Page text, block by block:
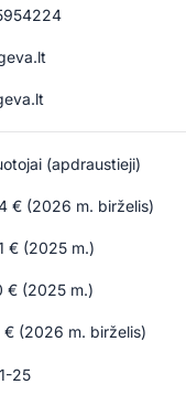
(apdraustieji)
€ (2026 m. birželis)
€ (2025 m.)
€ (2025 m.)
(2026 m. birželis)
25